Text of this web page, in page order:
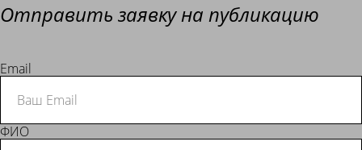
Отправить заявку на публикацию
Email
ФИО